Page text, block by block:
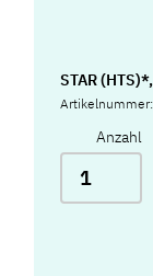
STAR
Anzahl